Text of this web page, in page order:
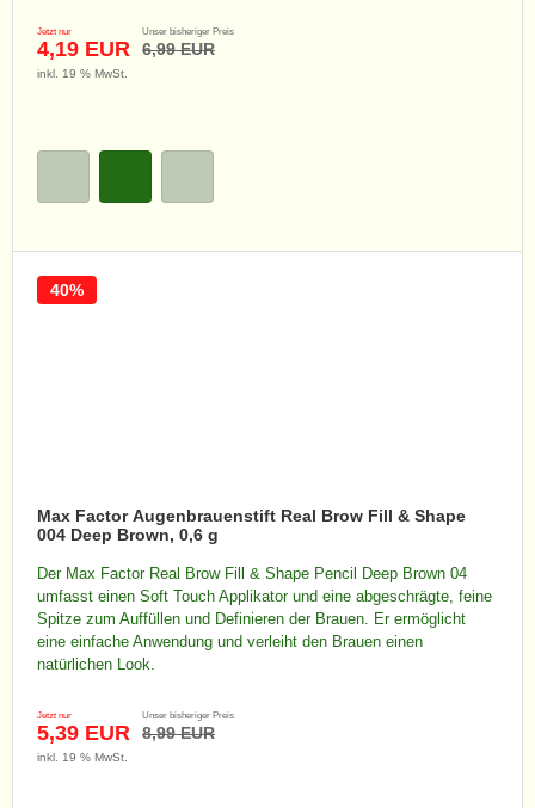
Jetzt nur
4,19 EUR
Unser bisheriger Preis
6,99 EUR
inkl. 19 % MwSt.
Max Factor Augenbrauenstift Real Brow Fill & Shape
004 Deep Brown, 0,6 g
Der Max Factor Real Brow Fill & Shape Pencil Deep Brown 04
umfasst einen Soft Touch Applikator und eine abgeschrägte, feine
Spitze zum Auffüllen und Definieren der Brauen. Er ermöglicht
eine einfache Anwendung und verleiht den Brauen einen
natürlichen Look.
Jetzt nur
5,39 EUR
Unser bisheriger Preis
8,99 EUR
40%
inkl. 19 % MwSt.